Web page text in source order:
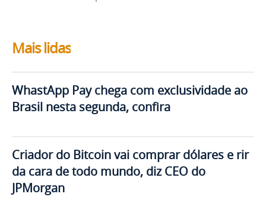
Mais lidas
WhastApp Pay chega com exclusividade ao
Brasil nesta segunda, confira
Criador do Bitcoin vai comprar dólares e rir
da cara de todo mundo, diz CEO do
JPMorgan